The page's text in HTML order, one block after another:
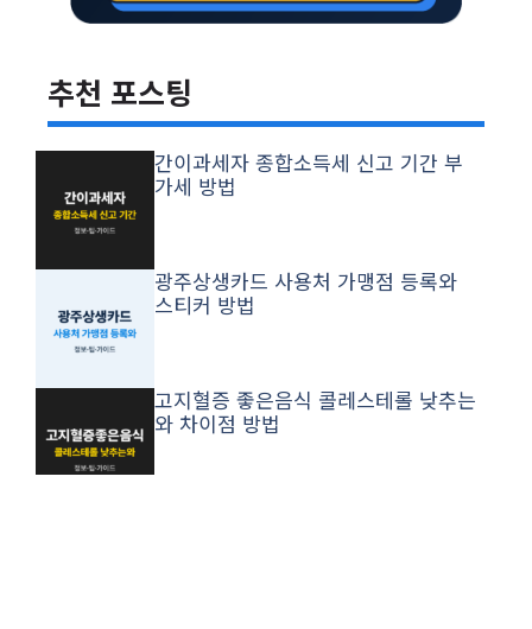
추천 포스팅
간이과세자 종합소득세 신고 기간 부
가세 방법
광주상생카드 사용처 가맹점 등록와
스티커 방법
고지혈증 좋은음식 콜레스테롤 낮추는
와 차이점 방법